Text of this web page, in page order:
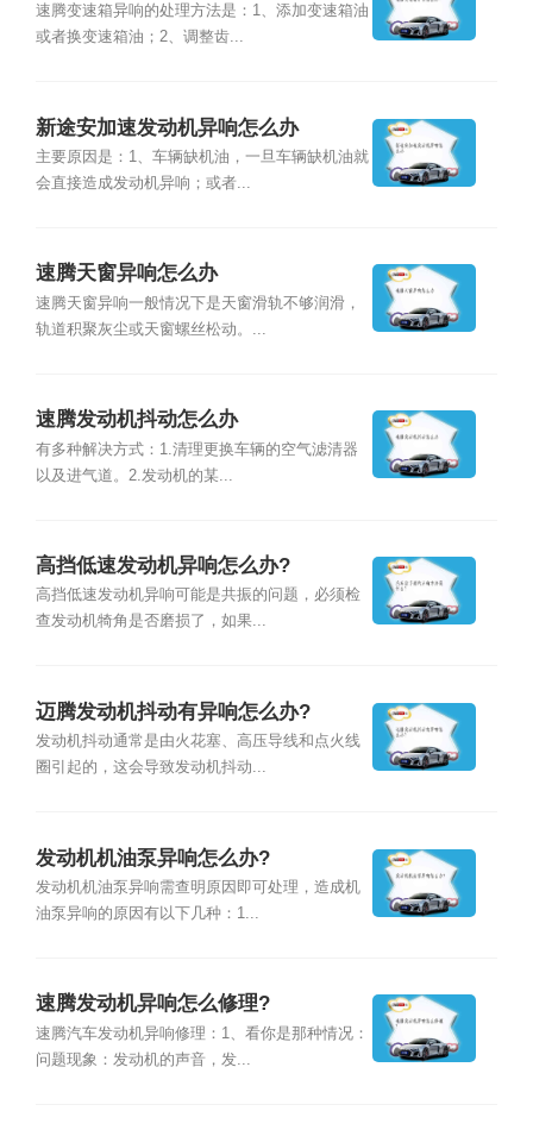
速腾变速箱异响的处理方法是：1、添加变速箱油
或者换变速箱油；2、调整齿...
新途安加速发动机异响怎么办
主要原因是：1、车辆缺机油，一旦车辆缺机油就
会直接造成发动机异响；或者...
速腾天窗异响怎么办
速腾天窗异响一般情况下是天窗滑轨不够润滑，
轨道积聚灰尘或天窗螺丝松动。...
速腾发动机抖动怎么办
有多种解决方式：1.清理更换车辆的空气滤清器
以及进气道。2.发动机的某...
高挡低速发动机异响怎么办?
高挡低速发动机异响可能是共振的问题，必须检
查发动机犄角是否磨损了，如果...
迈腾发动机抖动有异响怎么办?
发动机抖动通常是由火花塞、高压导线和点火线
圈引起的，这会导致发动机抖动...
发动机机油泵异响怎么办?
发动机机油泵异响需查明原因即可处理，造成机
油泵异响的原因有以下几种：1...
速腾发动机异响怎么修理?
速腾汽车发动机异响修理：1、看你是那种情况：
问题现象：发动机的声音，发...